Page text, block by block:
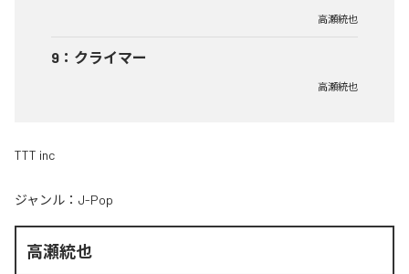
高瀬統也
9 ： クライマー
高瀬統也
TTT inc
ジャンル： J-Pop
高瀬統也